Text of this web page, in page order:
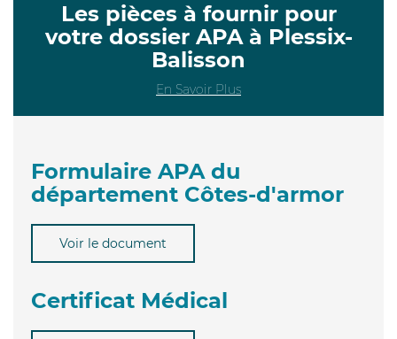
Les pièces à fournir pour
votre dossier APA à Plessix-
Balisson
En Savoir Plus
Formulaire APA du
département Côtes-d'armor
Voir le document
Certificat Médical